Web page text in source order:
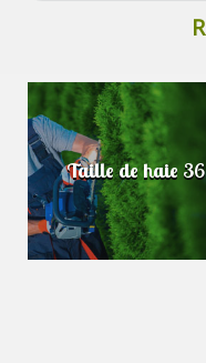
Taille de haie 36